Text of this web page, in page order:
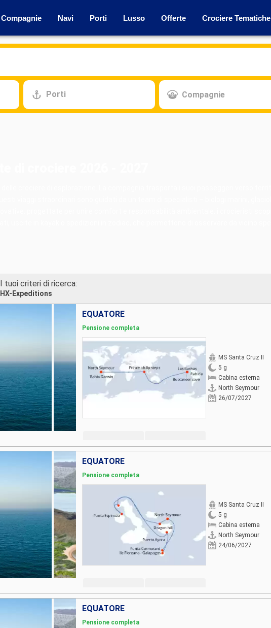
Compagnie Navi Porti Lusso Offerte Crociere Tematiche
Porti Compagnie
I tuoi criteri di ricerca:
HX-Expeditions
EQUATORE
Pensione completa
MS Santa Cruz II
5 g
Cabina esterna
North Seymour
26/07/2027
EQUATORE
Pensione completa
MS Santa Cruz II
5 g
Cabina esterna
North Seymour
24/06/2027
EQUATORE
Pensione completa